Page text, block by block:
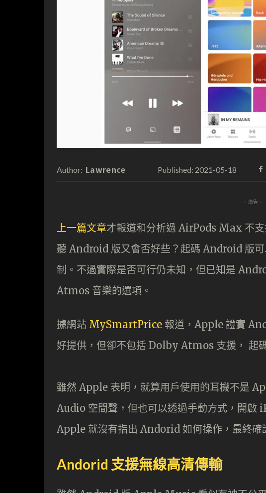
Author: Lawrence Published: 2021-05-18
- 廣告 -
上一篇文章才報道和分析過 AirPods Max 不支
聽 Android 版又會否好些？起碼 Android 版
制。不過實際是否可行仍未知，但已知是
Atmos 音樂的選項。
據網站 MySmartPrice 報道，Apple 證實
好提供，但卻不包括 Dolby Atmos 支援， 起
雖然 Apple 表明，就算用戶使用的耳機不是
Audio 空間聲，但也可以透過手動方式，開
Apple 就沒有指出 Andorid 如何操作，最終確
Andorid 支援無線高清傳輸